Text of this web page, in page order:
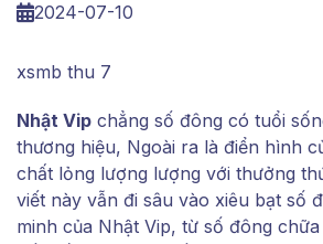
2024-07-10
xsmb thu 7
Nhật Vip chẳng số đông có tuổi
thương hiệu, Ngoài ra là điển hình
chất lỏng lượng lượng với thưởng
viết này vẫn đi sâu vào xiêu bạt số
minh của Nhật Vip, từ số đông